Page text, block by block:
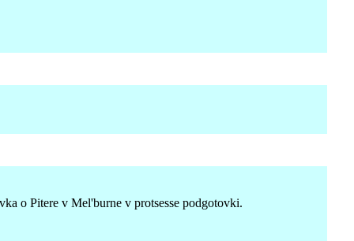
o Pitere v Mel'burne v protsesse podgotovki.